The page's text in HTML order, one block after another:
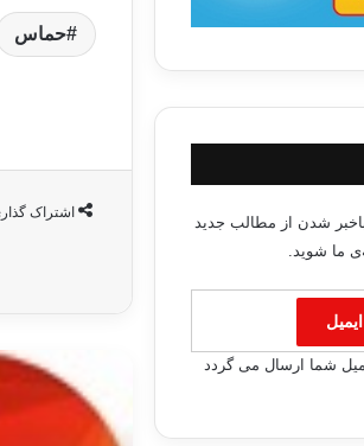
حماس
اشتراک
شدن از مطالب جدید
ما شوید.
شما ارسال می گردد